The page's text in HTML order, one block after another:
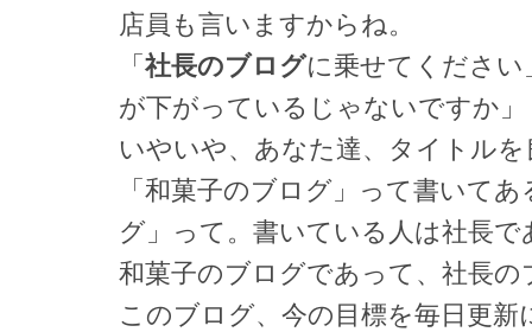
店員も言いますからね。
「 社長のブログに乗せてください
が下がっているじゃないですか」
いやいや、あなた達、タイトル
「和菓子のブログ」って書いて
グ」って。書いている人は社長
和菓子のブログであって、社長
このブログ、今の目標を毎日更